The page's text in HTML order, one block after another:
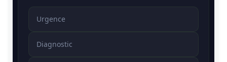
Urgence
Diagnostic